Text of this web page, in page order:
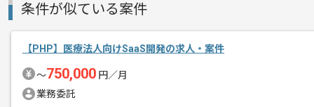
商談回数
募集人数
1人
作業開始日
条件が似ている案件
【PHP】医療法人向けSaaS開発の求人・案件
〜750,000 円／月
業務委託